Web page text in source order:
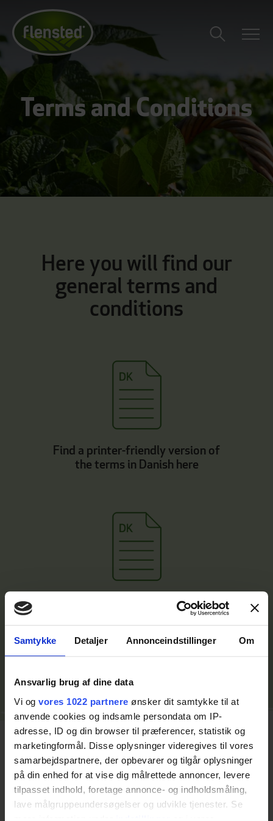
Samtykke Detaljer Annonceindstillinger Om
Ansvarlig brug af dine data
Vi og vores 1022 partnere ønsker dit samtykke til at
anvende cookies og indsamle persondata om IP-
adresse, ID og din browser til præferencer, statistik og
marketingformål. Disse oplysninger videregives til vores
samarbejdspartnere, der opbevarer og tilgår oplysninger
på din enhed for at vise dig målrettede annoncer, levere
tilpasset indhold, foretage annonce- og indholdsmåling,
lave målgruppeundersøgelser og udvikle tjenester. Se
Terms and Conditions
Here you will find our
general terms and
conditions
Find a printer-friendly version of
the terms in Danish here
Find a printer-friendly version of
the terms in English
Shared Service Center